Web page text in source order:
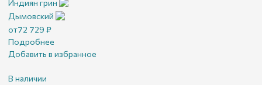
Индиян грин
Дымовский
от72 729 ₽
Подробнее
Добавить в избранное
В наличии